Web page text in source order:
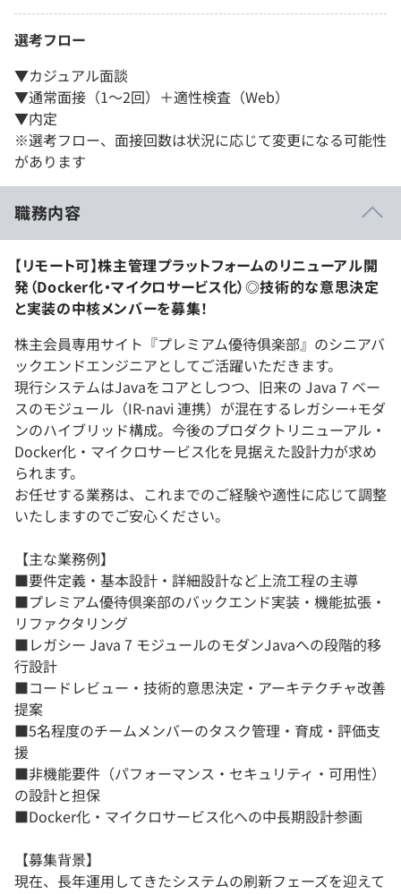
選考フロー
▼カジュアル面談
▼通常面接（1～2回）＋適性検査（Web）
▼内定
※選考フロー、面接回数は状況に応じて変更になる可能性
があります
職務内容
【リモート可】株主管理プラットフォームのリニューアル開
発（Docker化・マイクロサービス化）◎技術的な意思決定
と実装の中核メンバーを募集！
株主会員専用サイト『プレミアム優待俱楽部』のシニアバ
ックエンドエンジニアとしてご活躍いただきます。
現行システムはJavaをコアとしつつ、旧来の Java 7 ベー
スのモジュール（IR-navi 連携）が混在するレガシー+モダ
ンのハイブリッド構成。今後のプロダクトリニューアル・
Docker化・マイクロサービス化を見据えた設計力が求め
られます。
お任せする業務は、これまでのご経験や適性に応じて調整
いたしますのでご安心ください。
【主な業務例】
■要件定義・基本設計・詳細設計など上流工程の主導
■プレミアム優待倶楽部のバックエンド実装・機能拡張・
リファクタリング
■レガシー Java 7 モジュールのモダンJavaへの段階的移
行設計
■コードレビュー・技術的意思決定・アーキテクチャ改善
提案
■5名程度のチームメンバーのタスク管理・育成・評価支
援
■非機能要件（パフォーマンス・セキュリティ・可用性）
の設計と担保
■Docker化・マイクロサービス化への中長期設計参画
【募集背景】
現在、長年運用してきたシステムの刷新フェーズを迎えて